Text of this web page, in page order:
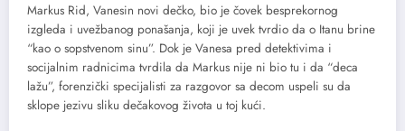
Markus Rid, Vanesin novi dečko, bio je čovek besprekornog
izgleda i uvežbanog ponašanja, koji je uvek tvrdio da o Itanu brine
“kao o sopstvenom sinu”. Dok je Vanesa pred detektivima i
socijalnim radnicima tvrdila da Markus nije ni bio tu i da “deca
lažu”, forenzički specijalisti za razgovor sa decom uspeli su da
sklope jezivu sliku dečakovog života u toj kući.